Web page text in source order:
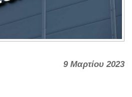
9 Μαρτίου 2023